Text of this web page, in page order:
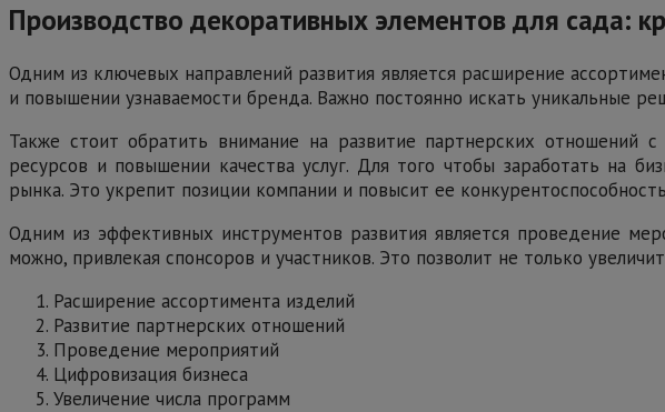
Производство декоративных элементов для сада:
Одним из ключевых направлений развития является расширение
и повышении узнаваемости бренда. Важно постоянно искать уникальные
Также стоит обратить внимание на развитие партнерских отношений
ресурсов и повышении качества услуг. Для того чтобы заработать на
рынка. Это укрепит позиции компании и повысит ее
Одним из эффективных инструментов развития является проведение
можно, привлекая спонсоров и участников. Это позволит не только
Расширение ассортимента изделий
Развитие партнерских отношений
Проведение мероприятий
Цифровизация бизнеса
Увеличение числа программ